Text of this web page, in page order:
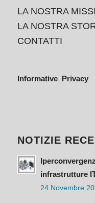
LA NOSTRA
LA NOSTRA
CONTATTI
Informative Privacy
NOTIZIE
infrastrutture
24 Novembre